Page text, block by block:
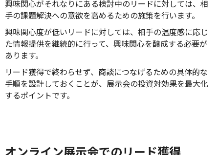
興味関心がそれなりにある検討中のリードに対しては、相
手の課題解決への意欲を高めるための施策を行います。
興味関心度が低いリードに対しては、相手の温度感に応じ
た情報提供を継続的に行って、興味関心を醸成する必要が
あります。
リード獲得で終わらせず、商談につなげるための具体的な
手順を設計しておくことが、展示会の投資対効果を最大化
するポイントです。
オンライン展示会でのリード獲得